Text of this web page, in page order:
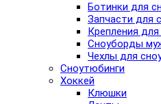
Ботинки для
Запчасти для
Крепления
Сноуборды
Чехлы для
Сноутюбинги
Хоккей
Клюшки